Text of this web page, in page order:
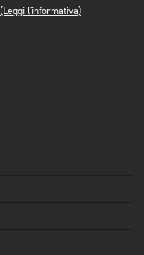
(Leggi l'informativa)